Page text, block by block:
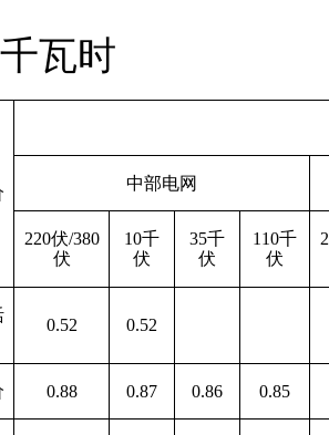
瓦时
中部电网
220伏/380
伏
10千
伏
35千
伏
110千
伏
0.52 0.52
0.88 0.87 0.86 0.85